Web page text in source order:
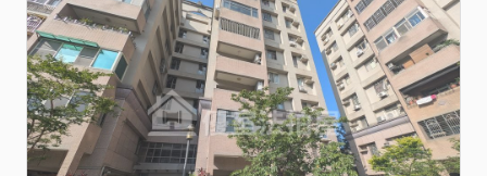
陳報法院、限期債務人領
回、鑑價、詢價、拍賣等，
需耗費相當時日，請投標人
注意，評估後再行投標。
備註